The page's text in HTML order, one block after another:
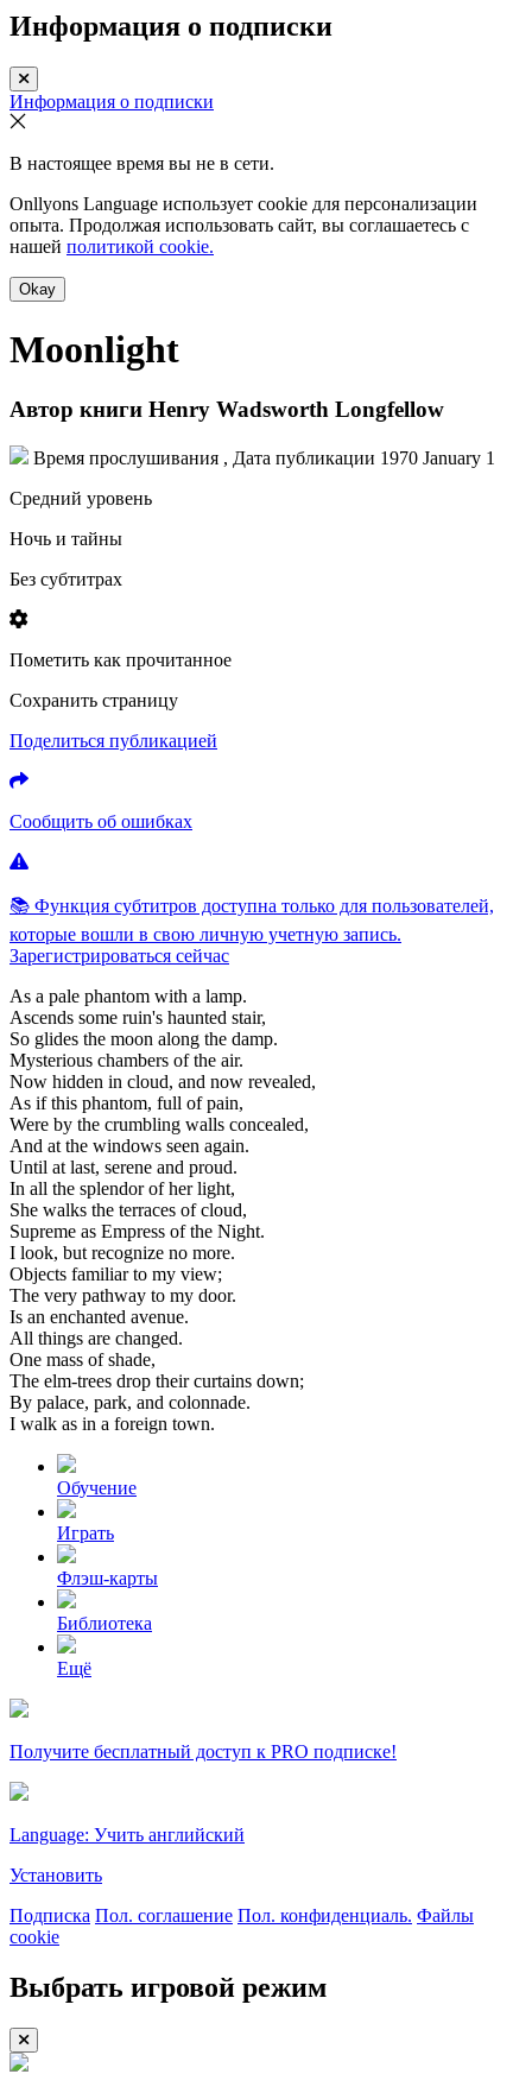
Информация о подписки
Информация о подписки
В настоящее время вы не в сети.
Onllyons Language использует cookie для персонализации
опыта. Продолжая использовать сайт, вы соглашаетесь с
нашей политикой cookie.
Okay
Moonlight
Автор книги Henry Wadsworth Longfellow
Время прослушивания , Дата публикации 1970 January 1
Средний уровень
Ночь и тайны
Без субтитрах
Пометить как прочитанное
Сохранить страницу
Поделиться публикацией
Сообщить об ошибках
📚 Функция субтитров доступна только для пользователей,
которые вошли в свою личную учетную запись.
Зарегистрироваться сейчас
As a pale phantom with a lamp.
Ascends some ruin's haunted stair,
So glides the moon along the damp.
Mysterious chambers ofthe air.
Now hidden in cloud, and now revealed,
As ifthis phantom, full ofpain,
Were by the crumbling walls concealed,
And at the windows seen again.
Until at last, serene and proud.
In all the splendorofherlight,
She walks the terraces ofcloud,
Supreme as Empress ofthe Night.
I look, but recognize no more.
Objects familiarto my view;
The very pathway to my door.
Is an enchanted avenue.
All things are changed.
One mass ofshade,
The elm-trees drop theircurtains down;
By palace, park, and colonnade.
I walk as in a foreign town.
Обучение
Играть
Флэш-карты
Библиотека
Ещё
Получите бесплатный доступ к PRO подписке!
Language: Учить английский
Установить
Подписка Пол. соглашение Пол. конфиденциаль. Файлы
cookie
Выбрать игровой режим